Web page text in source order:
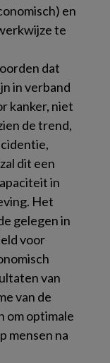
en
te
dat
in verband
kanker, niet
de trend,
dit een
in
Het
gelegen in
voor
van
van de
om optimale
mensen na